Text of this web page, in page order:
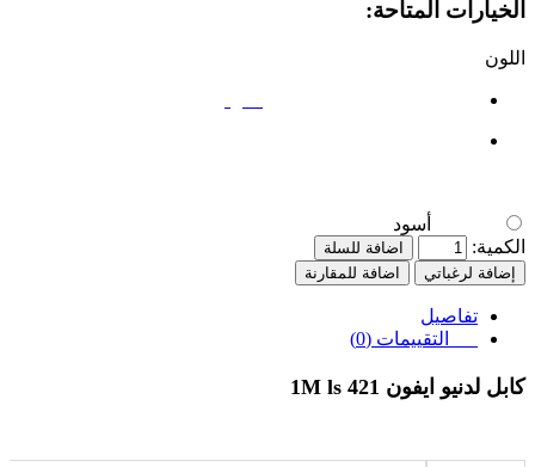
الخيارات المتاحة:
اللون
أسود
الكمية:
اضافة للسلة
إضافة لرغباتي
اضافة للمقارنة
تفاصيل
التقييمات (0)
كابل لدنيو ايفون 1M ls 421